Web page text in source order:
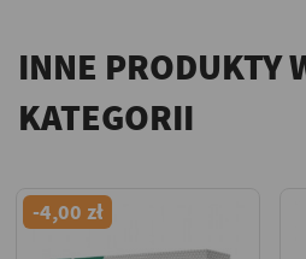
INNE PRODUKTY
KATEGORII
-4,00 zł